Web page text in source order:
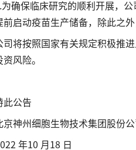
为确保临床研究的顺利开展，
前启动疫苗生产储备，除此之
司将按照国家有关规定积极推
资风险。
此公告
京神州细胞生物技术集团股份
年10 月18 日